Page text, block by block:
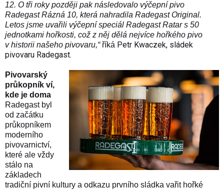
12. O tři roky později pak následovalo výčepní pivo
Radegast Rázná 10, která nahradila Radegast Original.
Letos jsme uvařili výčepní speciál Radegast Ratar s 50
jednotkami hořkosti, což z něj dělá nejvíce hořkého pivo
v historii našeho pivovaru,“říká Petr Kwaczek, sládek
pivovaru Radegast.
Pivovarský
průkopník ví,
kde je doma
Radegast byl
od začátku
průkopníkem
moderního
pivovarnictví,
které ale vždy
stálo na
základech
tradiční pivní kultury a odkazu prvního sládka vařit hořké